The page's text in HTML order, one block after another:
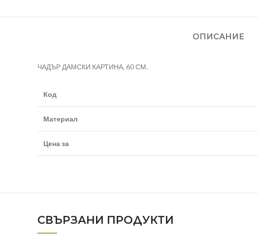
ОПИСАНИЕ
ЧАДЪР ДАМСКИ КАРТИНА, 60 СМ.
Код
Материал
Цена за
СВЪРЗАНИ ПРОДУКТИ